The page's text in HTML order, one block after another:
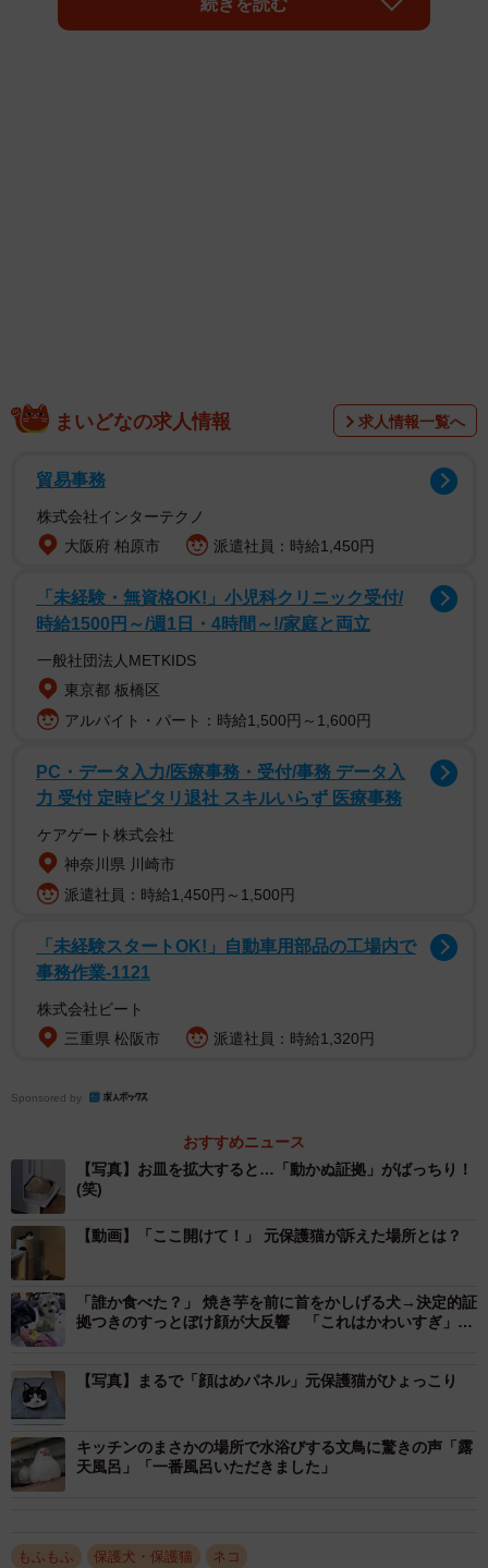
ットタワーの上でこちらをじっと見つめる元保護猫の「は
ふとお皿に目をやるとーー。何やらぽつんと白い粒が。ど
うやらこの1粒のお薬を上手によけて、ドライフードを食べ
お皿に一粒残ったはちたくんのお薬（画像提供：@catsEYEeclipseさ
ん）
当のはちたくんは、そんなことはまったく気にしていない
様子。これには飼い主さんも思わず、「薬？ 飲みました
が？ の顔すなっ」とツッコミを入れてしまったようです。
一点の曇りもない眼差しで飼い主さんを見つめるはちたく
んの表情とあいまって、微笑ましくも頭を抱えてしまいそ
うになるこの光景。このあと、どうなったのでしょうか。
くつろぎタイムにパシャリ！ 拡大して見ると…
まいどなの求人情報 求人情報一覧へ
貿易事務
株式会社インターテクノ
大阪府 柏原市
派遣社員：時給1,450円
「未経験・無資格OK!」小児科クリニック受付/
時給1500円～/週1日・4時間～!/家庭と両立
一般社団法人METKIDS
東京都 板橋区
アルバイト・パート：時給1,500円～1,600円
PC・データ入力/医療事務・受付/事務 データ入
力 受付 定時ピタリ退社 スキルいらず 医療事務
ケアゲート株式会社
神奈川県 川崎市
派遣社員：時給1,450円～1,500円
「未経験スタートOK!」自動車用部品の工場内で
事務作業-1121
株式会社ビート
三重県 松阪市
派遣社員：時給1,320円
Sponsored by
おすすめニュース
【写真】お皿を拡大すると…「動かぬ証拠」がばっちり！
(笑)
【動画】「ここ開けて！」 元保護猫が訴えた場所とは？
「誰か食べた？」 焼き芋を前に首をかしげる犬→決定的証
拠つきのすっとぼけ顔が大反響 「これはかわいすぎ」
【写真】まるで「顔はめパネル」元保護猫がひょっこり
キッチンのまさかの場所で水浴びする文鳥に驚きの声「露
天風呂」「一番風呂いただきました」
もふもふ 保護犬・保護猫 ネコ